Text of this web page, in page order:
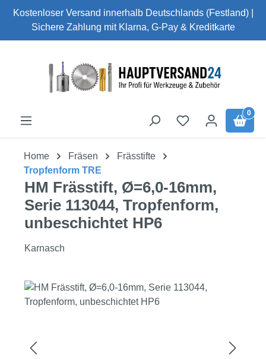
Zum Hauptinhalt springen
Kostenloser Versand innerhalb Deutschlands (Festland) |
Sichere Zahlung mit Klarna, G-Pay & Kreditkarte
0
Home Fräsen
Frässtifte
Tropfenform TRE
HM Frässtift, Ø=6,0-16mm,
Serie 113044, Tropfenform,
unbeschichtet HP6
Karnasch
Bildergalerie überspringen